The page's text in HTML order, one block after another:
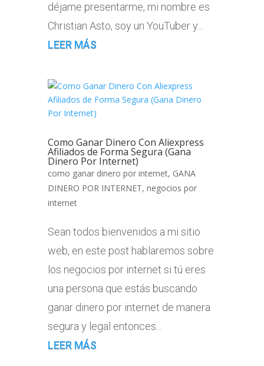
déjame presentarme, mi nombre es
Christian Asto, soy un YouTuber y...
LEER MÁS
Como Ganar Dinero Con Aliexpress
Afiliados de Forma Segura (Gana
Dinero Por Internet)
como ganar dinero por internet, GANA
DINERO POR INTERNET, negocios por
internet
Sean todos bienvenidos a mi sitio
web, en este post hablaremos sobre
los negocios por internet si tú eres
una persona que estás buscando
ganar dinero por internet de manera
segura y legal entonces...
LEER MÁS